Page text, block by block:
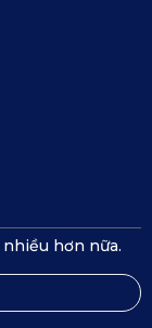
KD002
Image Sensor
và cảm biến
hơn nữa.